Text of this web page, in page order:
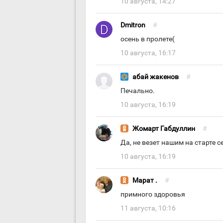
Dmitron #
осень в пролете(
10 августа, 16:17
абай жакенов #
Печально.
10 августа, 16:19
Жомарт Габдуллин #
Да, не везет нашим на старте
10 августа, 16:19
Марат . #
примного здоровья
11 августа, 10:16